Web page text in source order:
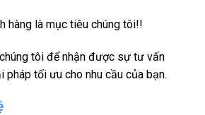
hàng là mục tiêu chúng tôi!!
tôi để nhận được sự tư vấn
pháp tối ưu cho nhu cầu của bạn.